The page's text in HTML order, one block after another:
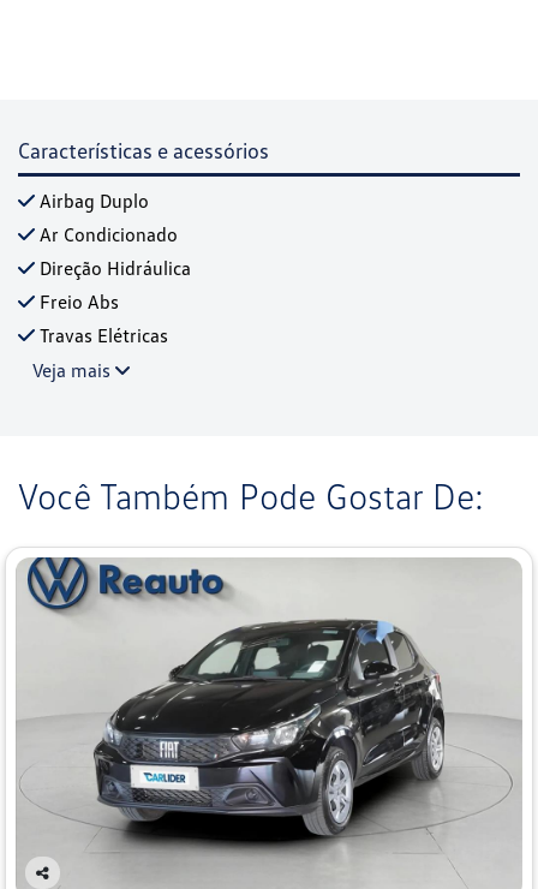
Características e acessórios
Airbag Duplo
Ar Condicionado
Direção Hidráulica
Freio Abs
Travas Elétricas
Veja mais
Você Também Pode Gostar De: